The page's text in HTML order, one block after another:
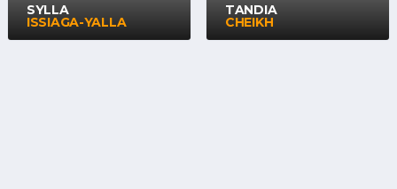
SYLLA
ISSIAGA-YALLA
TANDIA
CHEIKH